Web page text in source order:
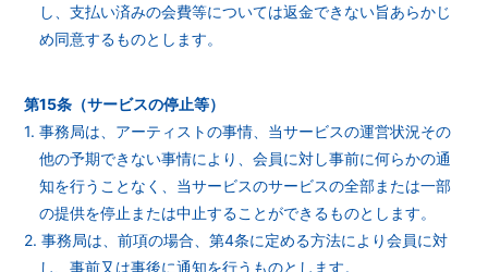
し、支払い済みの会費等については返金できない旨あらかじ
め同意するものとします。
第15条（サービスの停止等）
1. 事務局は、アーティストの事情、当サービスの運営状況その
他の予期できない事情により、会員に対し事前に何らかの通
知を行うことなく、当サービスのサービスの全部または一部
の提供を停止または中止することができるものとします。
2. 事務局は、前項の場合、第4条に定める方法により会員に対
し、事前又は事後に通知を行うものとします。